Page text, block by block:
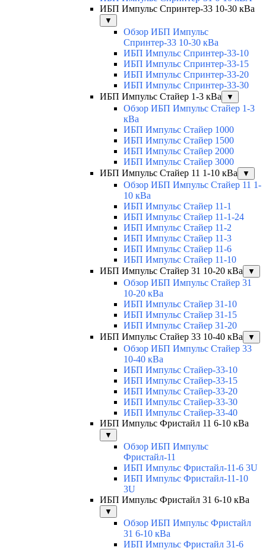
ИБП Импульс Спринтер-33 10-30 кВа
▼
Обзор ИБП Импульс
Спринтер-33 10-30 кВа
ИБП Импульс Спринтер-33-10
ИБП Импульс Спринтер-33-15
ИБП Импульс Спринтер-33-20
ИБП Импульс Спринтер-33-30
ИБП Импульс Стайер 1-3 кВа
▼
Обзор ИБП Импульс Стайер 1-3
кВа
ИБП Импульс Стайер 1000
ИБП Импульс Стайер 1500
ИБП Импульс Стайер 2000
ИБП Импульс Стайер 3000
ИБП Импульс Стайер 11 1-10 кВа
▼
Обзор ИБП Импульс Стайер 11 1-
10 кВа
ИБП Импульс Стайер 11-1
ИБП Импульс Стайер 11-1-24
ИБП Импульс Стайер 11-2
ИБП Импульс Стайер 11-3
ИБП Импульс Стайер 11-6
ИБП Импульс Стайер 11-10
ИБП Импульс Стайер 31 10-20 кВа
▼
Обзор ИБП Импульс Стайер 31
10-20 кВа
ИБП Импульс Стайер 31-10
ИБП Импульс Стайер 31-15
ИБП Импульс Стайер 31-20
ИБП Импульс Стайер 33 10-40 кВа
▼
Обзор ИБП Импульс Стайер 33
10-40 кВа
ИБП Импульс Стайер-33-10
ИБП Импульс Стайер-33-15
ИБП Импульс Стайер-33-20
ИБП Импульс Стайер-33-30
ИБП Импульс Стайер-33-40
ИБП Импульс Фристайл 11 6-10 кВа
▼
Обзор ИБП Импульс
Фристайл-11
ИБП Импульс Фристайл-11-6 3U
ИБП Импульс Фристайл-11-10
3U
ИБП Импульс Фристайл 31 6-10 кВа
▼
Обзор ИБП Импульс Фристайл
31 6-10 кВа
ИБП Импульс Фристайл 31-6